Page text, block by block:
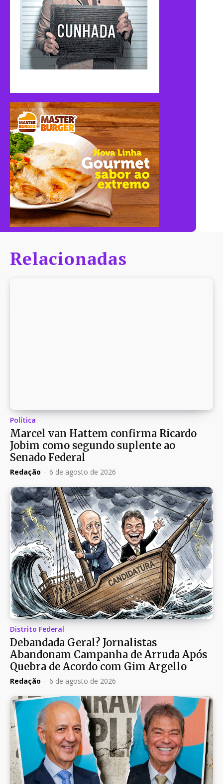
Relacionadas
Política
Marcel van Hattem confirma Ricardo
Jobim como segundo suplente ao
Senado Federal
Redação - 6 de agosto de 2026
Distrito Federal
Debandada Geral? Jornalistas
Abandonam Campanha de Arruda Após
Quebra de Acordo com Gim Argello
Redação - 6 de agosto de 2026